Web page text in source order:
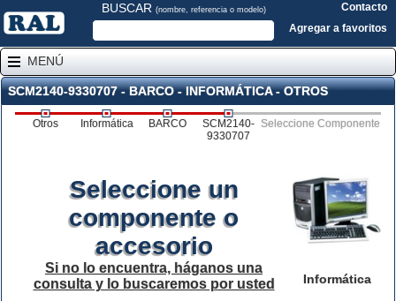
BUSCAR (nombre, referencia o modelo)
Contacto
Agregar a favoritos
MENÚ
SCM2140-9330707 - BARCO - INFORMÁTICA - OTROS
Otros Informática BARCO
SCM2140-
9330707
Seleccione Componente
Informática
Seleccione un
componente o
accesorio
Si no lo encuentra, háganos una
consulta y lo buscaremos por usted